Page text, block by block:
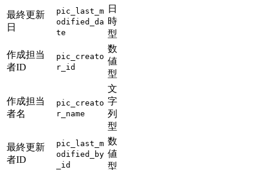
最終更新
日
pic_last_m
odified_da
te
日
時
型
作成担当
者ID
pic_creato
r_id
数
値
型
作成担当
者名
pic_creato
r_name
文
字
列
型
最終更新
者ID
pic_last_m
odified_by
_id
数
値
型